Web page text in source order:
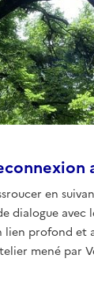
en
dialogue avec
lien profond et
mené par